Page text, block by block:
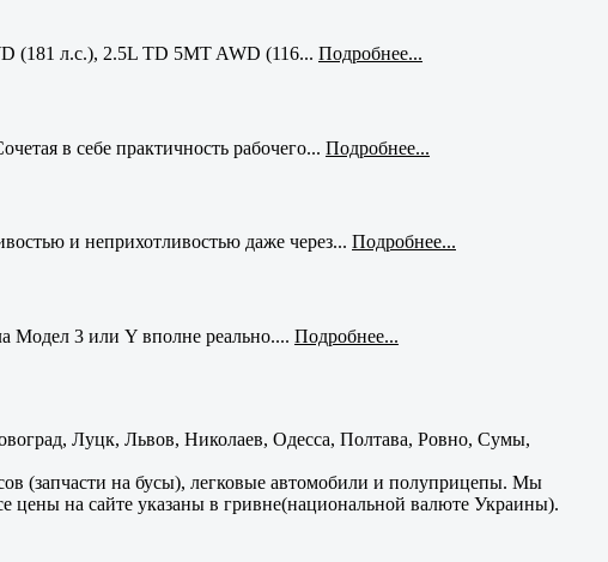
(181 л.с.), 2.5L TD 5MT AWD (116... Подробнее...
в себе практичность рабочего... Подробнее...
и неприхотливостью даже через... Подробнее...
Модел 3 или Y вполне реально.... Подробнее...
Луцк, Львов, Николаев, Одесса, Полтава, Ровно, Сумы,
(запчасти на бусы), легковые автомобили и полуприцепы. Мы
цены на сайте указаны в гривне(национальной валюте Украины).